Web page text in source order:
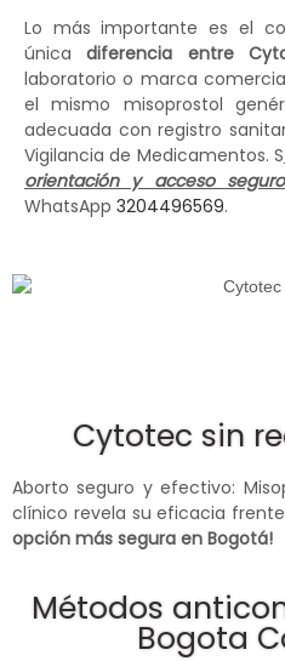
Lo más importante es el
únicadiferencia entre
laboratorio o marca
el mismo misoprostol
adecuada con registro
Vigilancia de Medicamentos. S
orientación y acceso
WhatsApp 3204496569.
Cytotec sin
Aborto seguro y efectivo:
clínico revela su eficacia
opción más segura en Bogotá!
Métodos
Bogota